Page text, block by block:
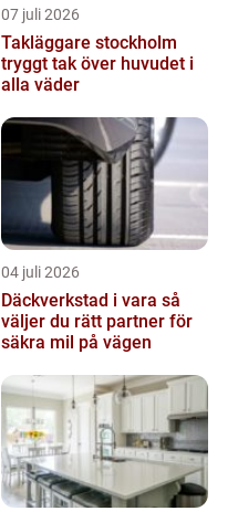
07 juli 2026
Takläggare stockholm
tryggt tak över huvudet i
alla väder
04 juli 2026
Däckverkstad i vara så
väljer du rätt partner för
säkra mil på vägen